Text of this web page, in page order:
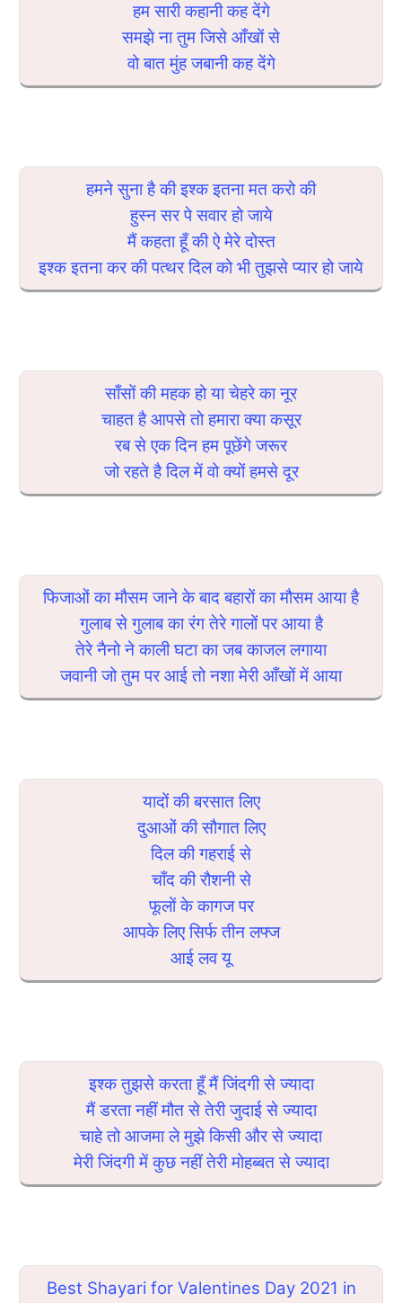
हम सारी कहानी कह देंगे
समझे ना तुम जिसे आँखों से
वो बात मुंह जबानी कह देंगे
हमने सुना है की इश्क इतना मत करो की
हुस्न सर पे सवार हो जाये
मैं कहता हूँ की ऐ मेरे दोस्त
इश्क इतना कर की पत्थर दिल को भी तुझसे प्यार हो जाये
साँसों की महक हो या चेहरे का नूर
चाहत है आपसे तो हमारा क्या कसूर
रब से एक दिन हम पूछेंगे जरूर
जो रहते है दिल में वो क्यों हमसे दूर
फिजाओं का मौसम जाने के बाद बहारों का मौसम आया है
गुलाब से गुलाब का रंग तेरे गालों पर आया है
तेरे नैनो ने काली घटा का जब काजल लगाया
जवानी जो तुम पर आई तो नशा मेरी आँखों में आया
यादों की बरसात लिए
दुआओं की सौगात लिए
दिल की गहराई से
चाँद की रौशनी से
फूलों के कागज पर
आपके लिए सिर्फ तीन लफ्ज
आई लव यू
इश्क तुझसे करता हूँ मैं जिंदगी से ज्यादा
मैं डरता नहीं मौत से तेरी जुदाई से ज्यादा
चाहे तो आजमा ले मुझे किसी और से ज्यादा
मेरी जिंदगी में कुछ नहीं तेरी मोहब्बत से ज्यादा
Best Shayari for Valentines Day 2021 in